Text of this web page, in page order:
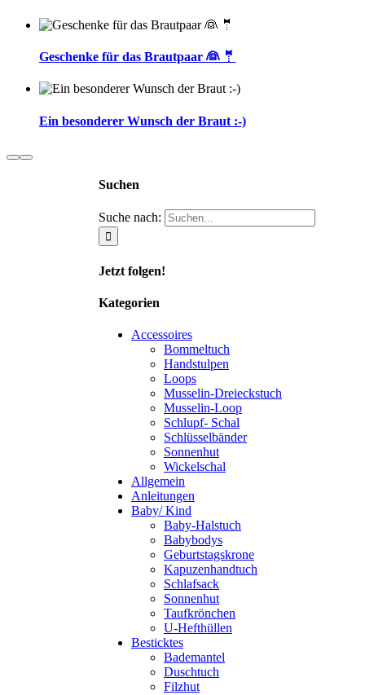
Geschenke für das Brautpaar 👰 🤵
Ein besonderer Wunsch der Braut :-)
Suchen
Suche nach:
Jetzt folgen!
Kategorien
Accessoires
Bommeltuch
Handstulpen
Loops
Musselin-Dreieckstuch
Musselin-Loop
Schlupf- Schal
Schlüsselbänder
Sonnenhut
Wickelschal
Allgemein
Anleitungen
Baby/ Kind
Baby-Halstuch
Babybodys
Geburtstagskrone
Kapuzenhandtuch
Schlafsack
Sonnenhut
Taufkrönchen
U-Hefthüllen
Besticktes
Bademantel
Duschtuch
Filzhut